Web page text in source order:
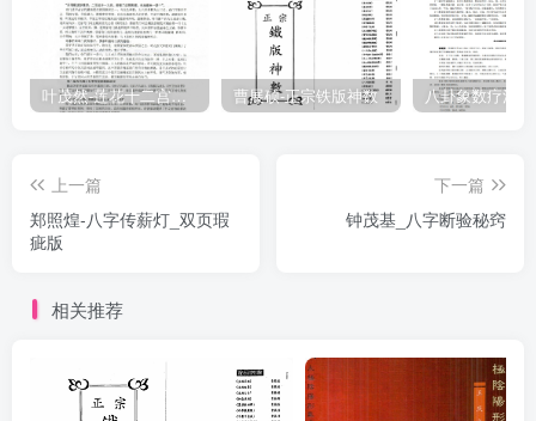
叶茂然-莲花十二宫佛家奇门面授及答疑 曹展硕-正宗铁版神数
上一篇
郑照煌-八字传薪灯_双页瑕
疵版
下一篇
钟茂基_八字断验秘窍
相关推荐